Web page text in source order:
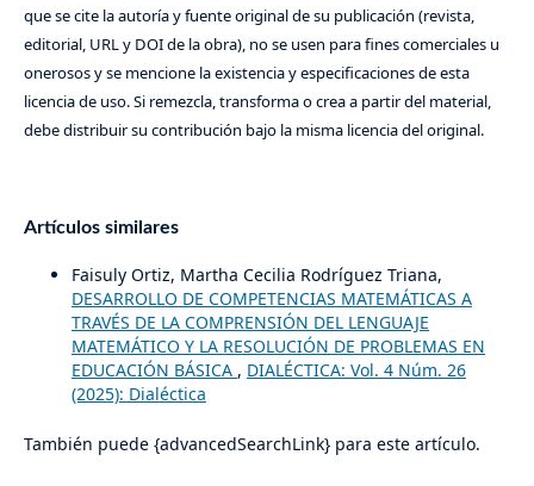
que se cite la autoría y fuente original de su publicación (revista,
editorial, URL y DOI de la obra), no se usen para fines comerciales u
onerosos y se mencione la existencia y especificaciones de esta
licencia de uso. Si remezcla, transforma o crea a partir del material,
debe distribuir su contribución bajo la misma licencia del original.
Artículos similares
Faisuly Ortiz, Martha Cecilia Rodríguez Triana,
DESARROLLO DE COMPETENCIAS MATEMÁTICAS A
TRAVÉS DE LA COMPRENSIÓN DEL LENGUAJE
MATEMÁTICO Y LA RESOLUCIÓN DE PROBLEMAS EN
EDUCACIÓN BÁSICA , DIALÉCTICA: Vol. 4 Núm. 26
(2025): Dialéctica
También puede {advancedSearchLink} para este artículo.